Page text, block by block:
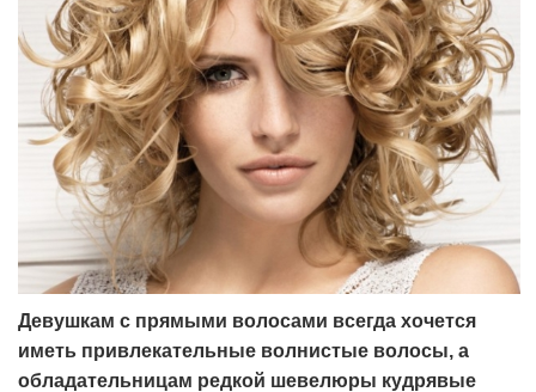
Девушкам с прямыми волосами всегда хочется
иметь привлекательные волнистые волосы, а
обладательницам редкой шевелюры кудрявые